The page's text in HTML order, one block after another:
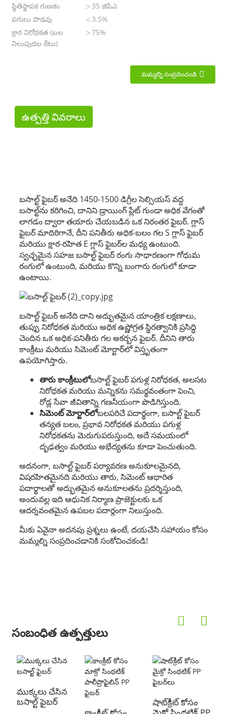
స్థితిస్థాపక గుణకం
＞35 జిపిఎ
పగులు పొడవు
＜3.5%
క్షార నిరోధకత (బల
నిలుపుదల రేటు)
＞75%
మమ్మల్ని సంప్రదించండి
ఉత్పత్తి వివరాలు
బసాల్ట్ ఫైబర్ అనేది 1450-1500 డిగ్రీల సెల్సియస్ వద్ద
బసాల్ట్‌ను కరిగించి, దానిని డ్రాయింగ్ ప్లేట్ గుండా అధిక వేగంతో
లాగడం ద్వారా తయారు చేయబడిన ఒక నిరంతర ఫైబర్. గ్లాస్
ఫైబర్ మాదిరిగానే, దీని పనితీరు అధిక-బలం గల S గ్లాస్ ఫైబర్
మరియు క్షార-రహిత E గ్లాస్ ఫైబర్‌ల మధ్య ఉంటుంది.
స్వచ్ఛమైన సహజ బసాల్ట్ ఫైబర్ రంగు సాధారణంగా గోధుమ
రంగులో ఉంటుంది, మరియు కొన్ని బంగారు రంగులో కూడా
ఉంటాయి.
బసాల్ట్ ఫైబర్ అనేది దాని అద్భుతమైన యాంత్రిక లక్షణాలు,
తుప్పు నిరోధకత మరియు అధిక ఉష్ణోగ్రత స్థిరత్వానికి ప్రసిద్ధి
చెందిన ఒక అధిక-పనితీరు గల అకర్బన ఫైబర్. దీనిని తారు
కాంక్రీటు మరియు సిమెంట్ మోర్టార్‌లో విస్తృతంగా
ఉపయోగిస్తారు.
తారు కాంక్రీటులోబసాల్ట్ ఫైబర్ పగుళ్ల నిరోధకత, అలసట
నిరోధకత మరియు మన్నికను సమర్థవంతంగా పెంచి,
రోడ్ల సేవా జీవితాన్ని గణనీయంగా పొడిగిస్తుంది.
సిమెంట్ మోర్టార్‌లోబలపరిచే పదార్థంగా, బసాల్ట్ ఫైబర్
తన్యత బలం, ప్రభావ నిరోధకత మరియు పగుళ్ల
నిరోధకతను మెరుగుపరుస్తుంది, అదే సమయంలో
దృఢత్వం మరియు అభేద్యతను కూడా పెంచుతుంది.
అదనంగా, బసాల్ట్ ఫైబర్ పర్యావరణ అనుకూలమైనది,
విషరహితమైనది మరియు తారు, సిమెంట్ ఆధారిత
పదార్థాలతో అద్భుతమైన అనుకూలతను ప్రదర్శిస్తుంది,
అందువల్ల ఇది ఆధునిక నిర్మాణ ప్రాజెక్టులకు ఒక
ఆదర్శవంతమైన ఉపబల పదార్థంగా నిలుస్తుంది.
మీకు ఏవైనా అదనపు ప్రశ్నలు ఉంటే, దయచేసి సహాయం కోసం
మమ్మల్ని సంప్రదించడానికి సంకోచించకండి!
సంబంధిత ఉత్పత్తులు
ముక్కలు చేసిన
బసాల్ట్ ఫైబర్
షాట్‌క్రీట్ కోసం